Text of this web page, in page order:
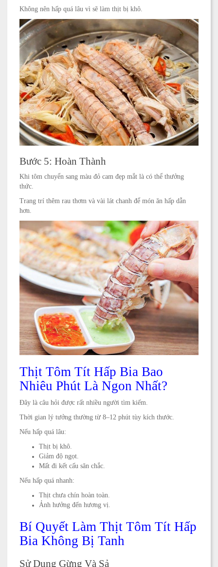
Không nên hấp quá lâu vì sẽ làm thịt bị khô.
Bước 5: Hoàn Thành
Khi tôm chuyển sang màu đỏ cam đẹp mắt là có thể thưởng
thức.
Trang trí thêm rau thơm và vài lát chanh để món ăn hấp dẫn
hơn.
Thịt Tôm Tít Hấp Bia Bao
Nhiêu Phút Là Ngon Nhất?
Đây là câu hỏi được rất nhiều người tìm kiếm.
Thời gian lý tưởng thường từ 8–12 phút tùy kích thước.
Nếu hấp quá lâu:
Thịt bị khô.
Giảm độ ngọt.
Mất đi kết cấu săn chắc.
Nếu hấp quá nhanh:
Thịt chưa chín hoàn toàn.
Ảnh hưởng đến hương vị.
Bí Quyết Làm Thịt Tôm Tít Hấp
Bia Không Bị Tanh
Sử Dụng Gừng Và Sả